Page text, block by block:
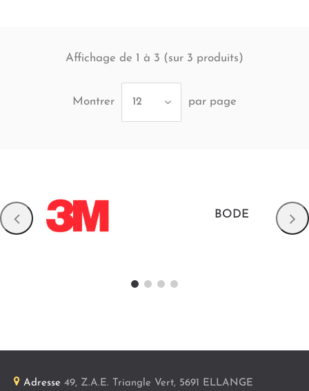
Affichage de 1 à 3 (sur 3 produits)
Montrer 12 par page
BODE
Adresse 49, Z.A.E. Triangle Vert, 5691 ELLANGE